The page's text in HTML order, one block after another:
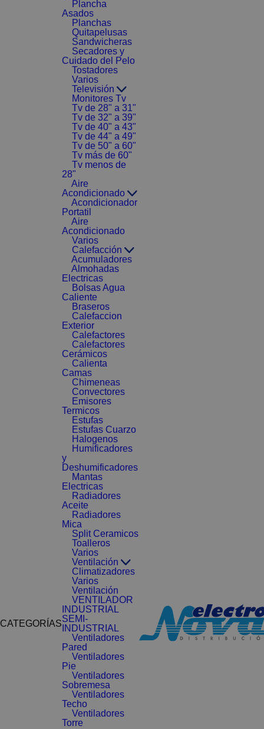
CATEGORÍAS
Plancha
Asados
Planchas
Quitapelusas
Sandwicheras
Secadores y
Cuidado del Pelo
Tostadores
Varios
Televisión
Monitores Tv
Tv de 28" a 31"
Tv de 32" a 39"
Tv de 40" a 43"
Tv de 44" a 49"
Tv de 50" a 60"
Tv más de 60"
Tv menos de
28"
Aire
Acondicionado
Acondicionador
Portatil
Aire
Acondicionado
Varios
Calefacción
Acumuladores
Almohadas
Electricas
Bolsas Agua
Caliente
Braseros
Calefaccion
Exterior
Calefactores
Calefactores
Cerámicos
Calienta
Camas
Chimeneas
Convectores
Emisores
Termicos
Estufas
Estufas Cuarzo
Halogenos
Humificadores
y
Deshumificadores
Mantas
Electricas
Radiadores
Aceite
Radiadores
Mica
Split Ceramicos
Toalleros
Varios
Ventilación
Climatizadores
Varios
Ventilación
VENTILADOR
INDUSTRIAL
SEMI-
INDUSTRIAL
Ventiladores
Pared
Ventiladores
Pie
Ventiladores
Sobremesa
Ventiladores
Techo
Ventiladores
Torre